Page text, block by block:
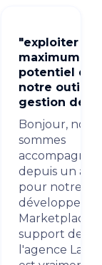
"exploiter au
maximum le
potentiel de
notre outil
gestion de
Bonjour, nous
sommes
accompagnés
depuis un an
pour notre
Marketplace,
support de
l'agence